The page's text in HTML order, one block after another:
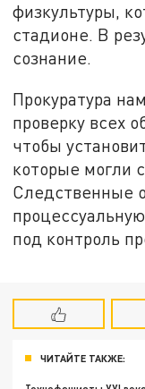
физкультуры,
стадионе. В
сознание.
Прокуратура
проверку всех
чтобы
которые могли
Следственные
под контроль
ЧИТАЙТЕ ТАКЖЕ: